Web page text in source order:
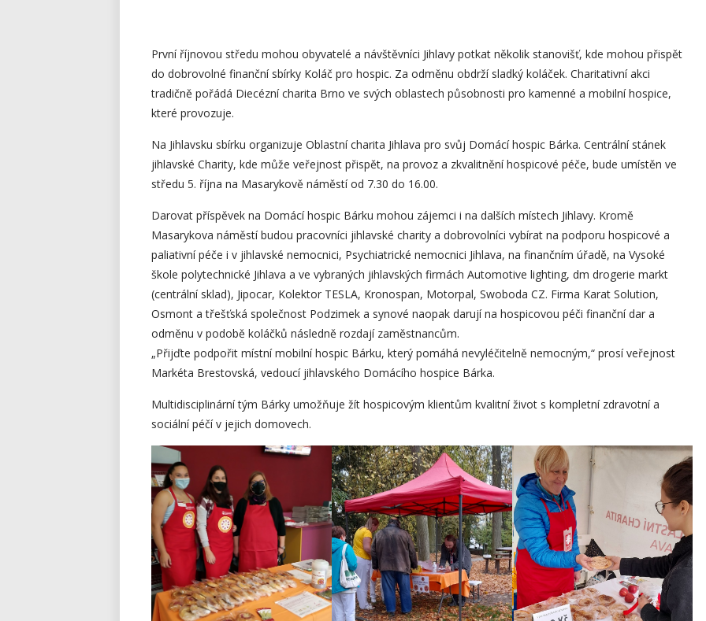
První říjnovou středu mohou obyvatelé a návštěvníci Jihlavy potkat několik stanovišť, kde mohou přispět
do dobrovolné finanční sbírky Koláč pro hospic. Za odměnu obdrží sladký koláček. Charitativní akci
tradičně pořádá Diecézní charita Brno ve svých oblastech působnosti pro kamenné a mobilní hospice,
které provozuje.
Na Jihlavsku sbírku organizuje Oblastní charita Jihlava pro svůj Domácí hospic Bárka. Centrální stánek
jihlavské Charity, kde může veřejnost přispět, na provoz a zkvalitnění hospicové péče, bude umístěn ve
středu 5. října na Masarykově náměstí od 7.30 do 16.00.
Darovat příspěvek na Domácí hospic Bárku mohou zájemci i na dalších místech Jihlavy. Kromě
Masarykova náměstí budou pracovníci jihlavské charity a dobrovolníci vybírat na podporu hospicové a
paliativní péče i v jihlavské nemocnici, Psychiatrické nemocnici Jihlava, na finančním úřadě, na Vysoké
škole polytechnické Jihlava a ve vybraných jihlavských firmách Automotive lighting, dm drogerie markt
(centrální sklad), Jipocar, Kolektor TESLA, Kronospan, Motorpal, Swoboda CZ. Firma Karat Solution,
Osmont a třešťská společnost Podzimek a synové naopak darují na hospicovou péči finanční dar a
odměnu v podobě koláčků následně rozdají zaměstnancům.
„Přijďte podpořit místní mobilní hospic Bárku, který pomáhá nevyléčitelně nemocným,“ prosí veřejnost
Markéta Brestovská, vedoucí jihlavského Domácího hospice Bárka.
Multidisciplinární tým Bárky umožňuje žít hospicovým klientům kvalitní život s kompletní zdravotní a
sociální péčí v jejich domovech.